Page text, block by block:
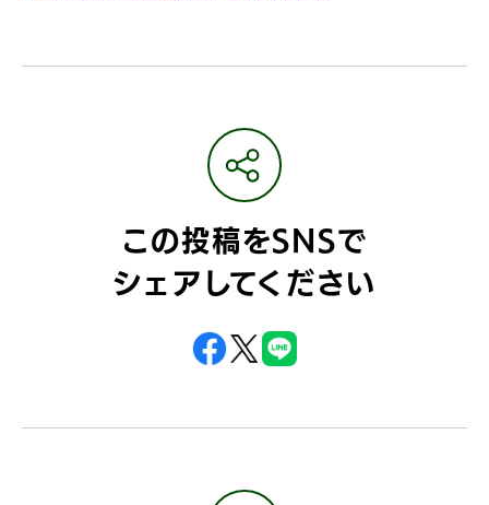
この投稿をSNSで
シェアしてください